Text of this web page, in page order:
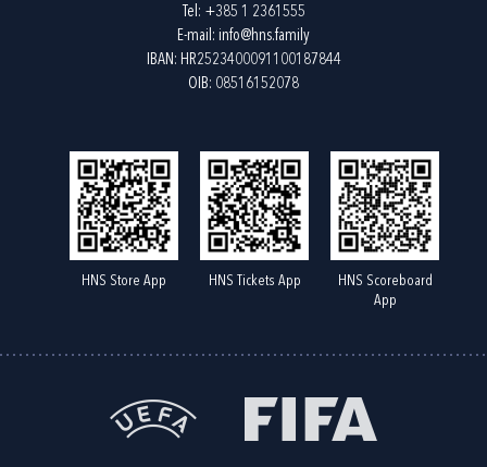
Tel: +385 1 2361555
E-mail: info@hns.family
IBAN: HR2523400091100187844
OIB: 08516152078
HNS Store App HNS Tickets App
HNS Scoreboard
App